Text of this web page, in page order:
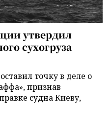
утвердил
сухогруза
точку в деле о
признав
судна Киеву,